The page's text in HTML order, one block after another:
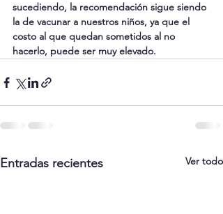
sucediendo, la recomendación sigue siendo
la de vacunar a nuestros niños, ya que el
costo al que quedan sometidos al no
hacerlo, puede ser muy elevado.
Entradas recientes Ver todo